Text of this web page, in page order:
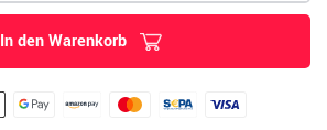
In den Warenkorb